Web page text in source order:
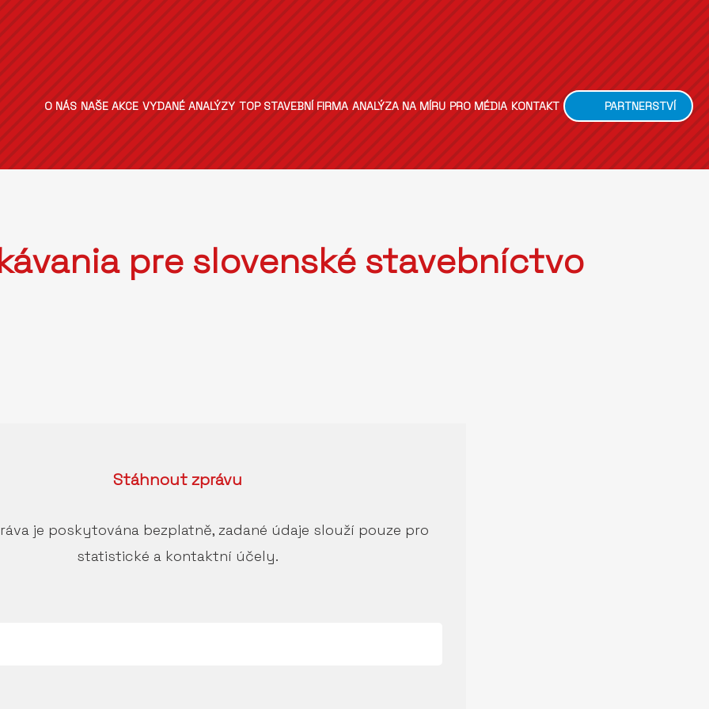
O NÁS NAŠE AKCE VYDANÉ ANALÝZY TOP STAVEBNÍ FIRMA ANALÝZA NA MÍRU PRO MÉDIA KONTAKT PARTNERSTVÍ
pre slovenské stavebníctvo
Stáhnoutzprávu
je poskytována bezplatně, zadané údaje slouží pouze pro
statistické a kontaktní účely.